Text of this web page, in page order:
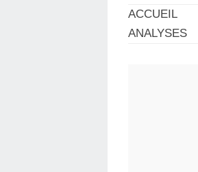
ACCUEIL
ANALYSES